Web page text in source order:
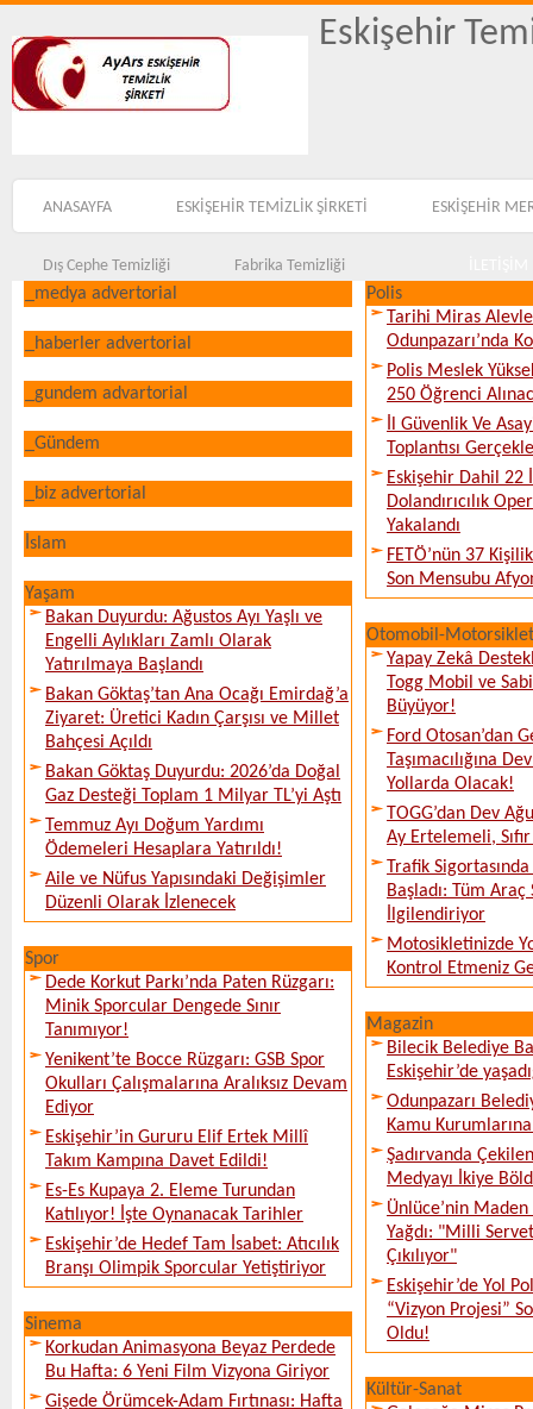
Eskişehir
ANASAYFA ESKİŞEHİR TEMİZLİK ŞİRKETİ ESKİŞEHİR
Dış Cephe Temizliği Fabrika Temizliği
_medya advertorial
_haberler advertorial
_gundem advartorial
_Gündem
_biz advertorial
İslam
Yaşam
Bakan Duyurdu: Ağustos Ayı Yaşlı ve
Engelli Aylıkları Zamlı Olarak
Yatırılmaya Başlandı
Bakan Göktaş’tan Ana Ocağı Emirdağ’a
Ziyaret: Üretici Kadın Çarşısı ve Millet
Bahçesi Açıldı
Bakan Göktaş Duyurdu: 2026’da Doğal
Gaz Desteği Toplam 1 Milyar TL’yi Aştı
Temmuz Ayı Doğum Yardımı
Ödemeleri Hesaplara Yatırıldı!
Aile ve Nüfus Yapısındaki Değişimler
Düzenli Olarak İzlenecek
Spor
Dede Korkut Parkı’nda Paten Rüzgarı:
Minik Sporcular Dengede Sınır
Tanımıyor!
Yenikent’te Bocce Rüzgarı: GSB Spor
Okulları Çalışmalarına Aralıksız Devam
Ediyor
Eskişehir’in Gururu Elif Ertek Millî
Takım Kampına Davet Edildi!
Es-Es Kupaya 2. Eleme Turundan
Katılıyor! İşte Oynanacak Tarihler
Eskişehir’de Hedef Tam İsabet: Atıcılık
Branşı Olimpik Sporcular Yetiştiriyor
Sinema
Korkudan Animasyona Beyaz Perdede
Bu Hafta: 6 Yeni Film Vizyona Giriyor
Gişede Örümcek-Adam Fırtınası: Hafta
Polis
Tarihi Miras
Odunpazarı’nda
Polis Meslek
250 Öğrenci
İl Güvenlik Ve
Toplantısı
Eskişehir Dahil
Dolandırıcılık
Yakalandı
FETÖ’nün 37
Son Mensubu
Otomobil-Motorsiklet
Yapay Zekâ
Togg Mobil ve
Büyüyor!
Ford Otosan’dan
Taşımacılığına
Yollarda Olacak!
TOGG’dan Dev
Ay Ertelemeli,
Trafik
Başladı: Tüm
İlgilendiriyor
Motosikletinizde
Kontrol Etmeniz
Magazin
Bilecik Belediye
Eskişehir’de
Odunpazarı
Kamu Kurumlarına
Şadırvanda
Medyayı İkiye
Ünlüce’nin Maden
Yağdı: "Milli
Çıkılıyor"
Eskişehir’de Yol
“Vizyon Projesi”
Oldu!
Kültür-Sanat